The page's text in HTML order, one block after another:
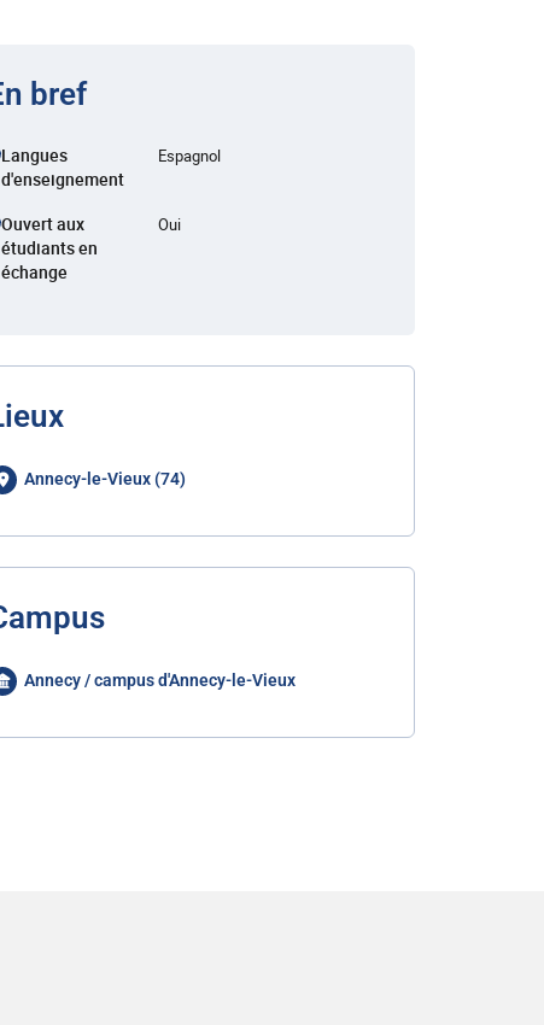
bref
Langues
d'enseignement
Espagnol
Ouvert aux
étudiants en
échange
Oui
Annecy-le-Vieux (74)
Annecy / campus d'Annecy-le-Vieux